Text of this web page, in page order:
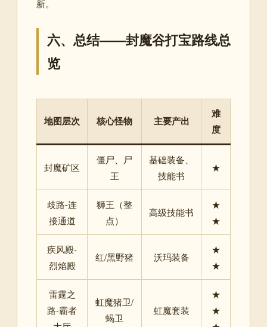
新。
六、总结——封魔谷打宝路线总
览
地图层次 核心怪物 主要产出
难
度
封魔矿区
僵尸、尸
王
基础装备、
技能书
★
歧路-连
接通道
狮王（整
点）
高级技能书
★
★
疾风殿-
烈焰殿
红/黑野猪 沃玛装备
★
★
雷霆之
路-霸者
虹魔猪卫/
蝎卫
虹魔套装
★
★